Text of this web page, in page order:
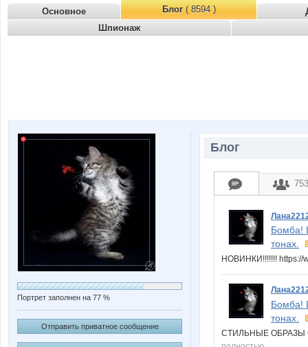
Основное Блог( 8594 )
Шпионаж
Портрет заполнен на 77 %
Отправить приватное сообщение
Блог
Бомба!
тонах.
НОВИНКИ!!!!!!! https://
Бомба!
тонах.
СТИЛЬНЫЕ ОБРАЗЫ